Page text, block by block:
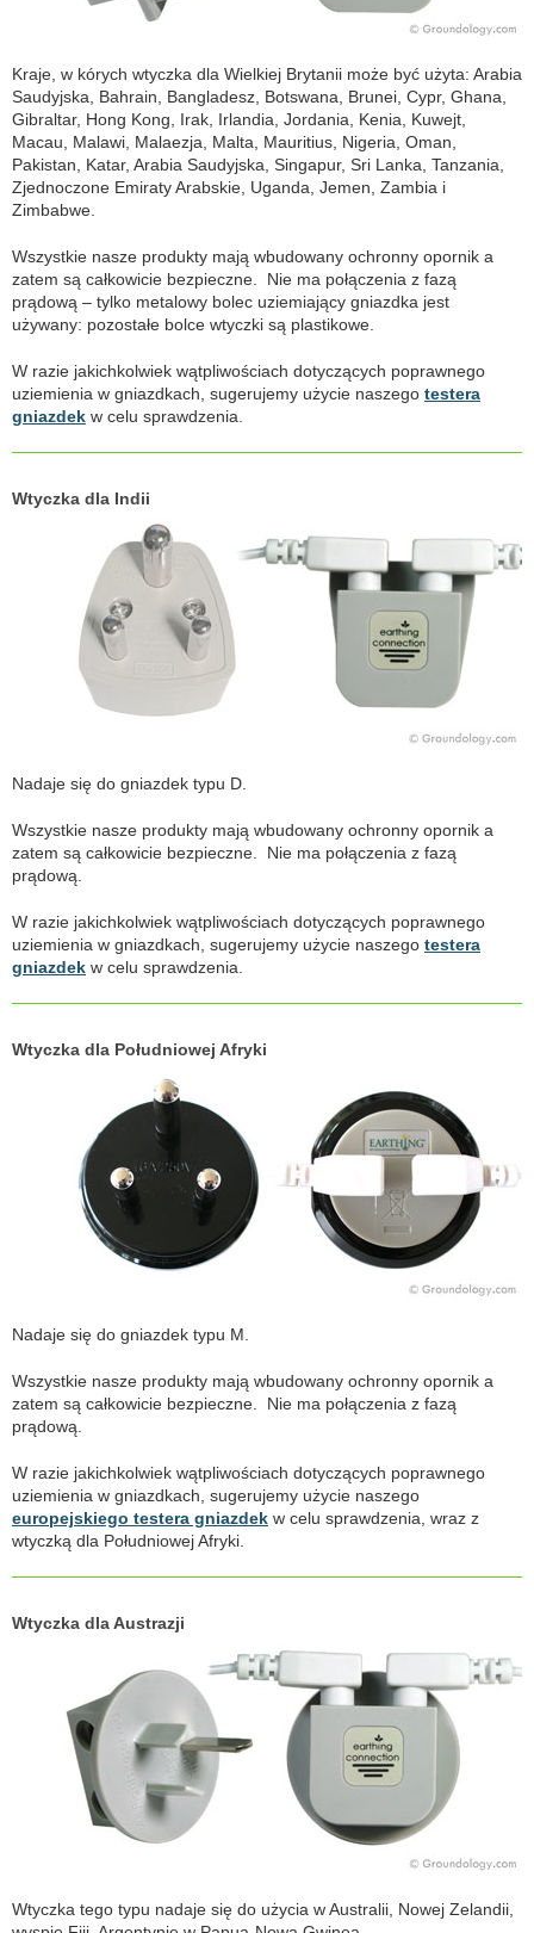
Kraje, w kórych wtyczka dla Wielkiej Brytanii może być użyta: Arabia
Saudyjska, Bahrain, Bangladesz, Botswana, Brunei, Cypr, Ghana,
Gibraltar, Hong Kong, Irak, Irlandia, Jordania, Kenia, Kuwejt,
Macau, Malawi, Malaezja, Malta, Mauritius, Nigeria, Oman,
Pakistan, Katar, Arabia Saudyjska, Singapur, Sri Lanka, Tanzania,
Zjednoczone Emiraty Arabskie, Uganda, Jemen, Zambia i
Zimbabwe.
Wszystkie nasze produkty mają wbudowany ochronny opornik a
zatem są całkowicie bezpieczne. Nie ma połączenia z fazą
prądową – tylko metalowy bolec uziemiający gniazdka jest
używany: pozostałe bolce wtyczki są plastikowe.
W razie jakichkolwiek wątpliwościach dotyczących poprawnego
uziemienia w gniazdkach, sugerujemy użycie naszego testera
gniazdek w celu sprawdzenia.
Wtyczka dla Indii
Nadaje się do gniazdek typu D.
Wszystkie nasze produkty mają wbudowany ochronny opornik a
zatem są całkowicie bezpieczne. Nie ma połączenia z fazą
prądową.
W razie jakichkolwiek wątpliwościach dotyczących poprawnego
uziemienia w gniazdkach, sugerujemy użycie naszego testera
gniazdek w celu sprawdzenia.
Wtyczka dla Południowej Afryki
Nadaje się do gniazdek typu M.
Wszystkie nasze produkty mają wbudowany ochronny opornik a
zatem są całkowicie bezpieczne. Nie ma połączenia z fazą
prądową.
W razie jakichkolwiek wątpliwościach dotyczących poprawnego
uziemienia w gniazdkach, sugerujemy użycie naszego
europejskiego testera gniazdek w celu sprawdzenia, wraz z
wtyczką dla Południowej Afryki.
Wtyczka dla Austrazji
Wtyczka tego typu nadaje się do użycia w Australii, Nowej Zelandii,